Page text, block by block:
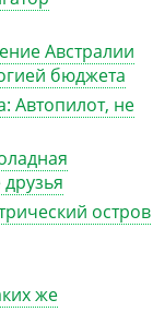
Австралии
бюджета
Автопилот, не
остров
же